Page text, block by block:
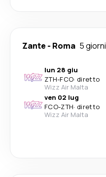
Zante - Roma 5 giorni
lun 28 giu
ZTH-FCO· diretto
Wizz Air Malta
ven 02 lug
FCO-ZTH· diretto
Wizz Air Malta